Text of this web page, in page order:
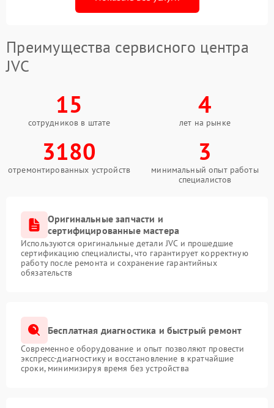
Преимущества сервисного центра
JVC
15
сотрудников в штате
4
лет на рынке
3180
отремонтированных устройств
3
минимальный опыт работы
специалистов
Оригинальные запчасти и
сертифицированные мастера
Используются оригинальные детали JVC и прошедшие
сертификацию специалисты, что гарантирует корректную
работу после ремонта и сохранение гарантийных
обязательств
Бесплатная диагностика и быстрый ремонт
Современное оборудование и опыт позволяют провести
экспресс-диагностику и восстановление в кратчайшие
сроки, минимизируя время без устройства